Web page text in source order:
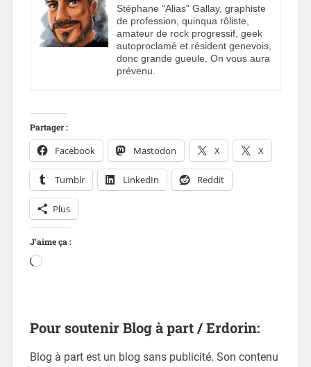
Stéphane “Alias” Gallay, graphiste
de profession, quinqua rôliste,
amateur de rock progressif, geek
autoproclamé et résident genevois,
donc grande gueule. On vous aura
prévenu.
Partager :
Facebook Mastodon X X
Tumblr LinkedIn Reddit
Plus
J’aime ça :
Pour soutenir Blog à part / Erdorin:
Blog à part est un blog sans publicité. Son contenu